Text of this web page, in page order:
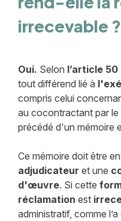
irrecevable ?
Oui. Selon l’article
tout différend lié à
compris celui
au cocontractant par
précédé d'un mémoire
Ce mémoire doit être
adjudicateur et une
d'œuvre. Si cette
réclamation est
administratif, comme